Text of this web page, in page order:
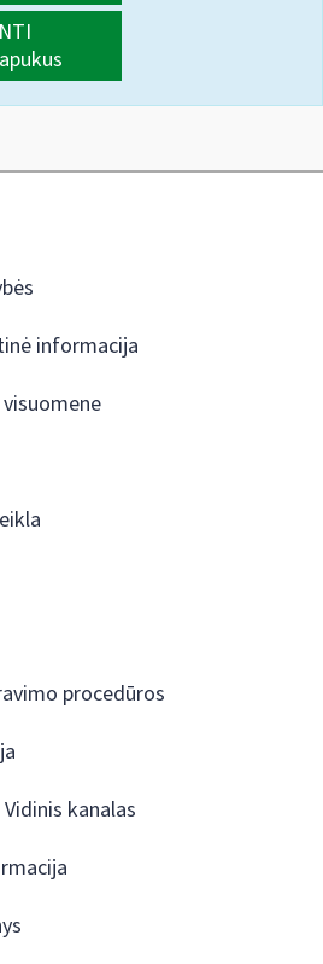
informacija
procedūros
kanalas